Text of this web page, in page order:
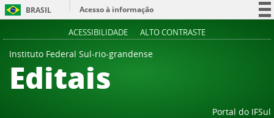
BRASIL
Acesso à informação
ACESSIBILIDADE ALTO CONTRASTE
Instituto Federal Sul-rio-grandense
Editais
Portal do IFSul